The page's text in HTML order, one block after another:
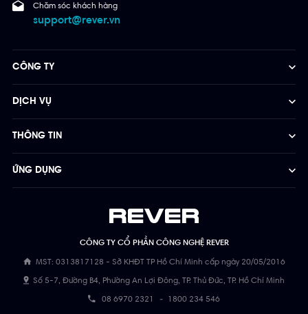
Chăm sóc khách hàng
support@rever.vn
CÔNG TY CỔ PHẦN CÔNG NGHỆ REVER
MST: 0313817128 - Sở KHĐT TP Hồ Chí Minh cấp ngày 20/05/2016
Số 5-7, Đường B4, Phường An Lợi Đông, TP. Thủ Đức, TP. Hồ Chí Minh
08 6970 2321 - 1800 234 546
CÔNG TY
DỊCH VỤ
THÔNG TIN
ỨNG DỤNG